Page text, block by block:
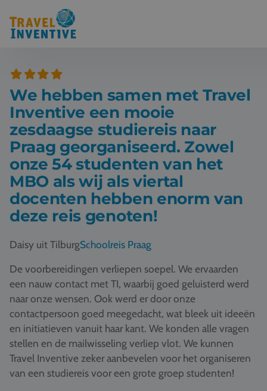
Bestemmingen
Schoolreis thema's
Voor docenten
Over ons
Een offerte aanvragen
Referenties
Nieuws
Vacatures
Contact
076 522 30 57
We hebben samen met Travel
Inventive een mooie
zesdaagse studiereis naar
Praag georganiseerd. Zowel
onze 54 studenten van het
MBO als wij als viertal
docenten hebben enorm van
deze reis genoten!
Daisy uit TilburgSchoolreis Praag
De voorbereidingen verliepen soepel. We ervaarden
een nauw contact met TI, waarbij goed geluisterd werd
naar onze wensen. Ook werd er door onze
contactpersoon goed meegedacht, wat bleek uit ideeën
en initiatieven vanuit haar kant. We konden alle vragen
stellen en de mailwisseling verliep vlot. We kunnen
Travel Inventive zeker aanbevelen voor het organiseren
van een studiereis voor een grote groep studenten!